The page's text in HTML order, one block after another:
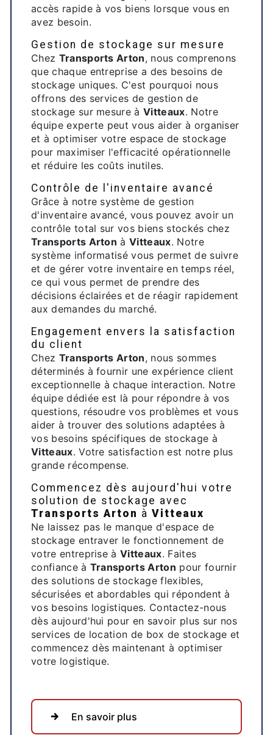
accès rapide à vos biens lorsque vous en
avez besoin.
Gestion de stockage sur mesure
Chez Transports Arton, nous comprenons
que chaque entreprise a des besoins de
stockage uniques. C'est pourquoi nous
offrons des services de gestion de
stockage sur mesure àVitteaux. Notre
équipe experte peut vous aider à organiser
et à optimiser votre espace de stockage
pour maximiser l'efficacité opérationnelle
et réduire les coûts inutiles.
Contrôle de l'inventaire avancé
Grâce à notre système de gestion
d'inventaire avancé, vous pouvez avoir un
contrôle total sur vos biens stockés chez
Transports Arton àVitteaux. Notre
système informatisé vous permet de suivre
et de gérer votre inventaire en temps réel,
ce qui vous permet de prendre des
décisions éclairées et de réagir rapidement
aux demandes du marché.
Engagement envers la satisfaction
du client
Chez Transports Arton, nous sommes
déterminés à fournir une expérience client
exceptionnelle à chaque interaction. Notre
équipe dédiée est là pour répondre à vos
questions, résoudre vos problèmes et vous
aider à trouver des solutions adaptées à
vos besoins spécifiques de stockage à
Vitteaux. Votre satisfaction est notre plus
grande récompense.
Commencez dès aujourd'hui votre
solution de stockage avec
Transports Arton à Vitteaux
Ne laissez pas le manque d'espace de
stockage entraver le fonctionnement de
votre entreprise àVitteaux. Faites
confiance à Transports Arton pour fournir
des solutions de stockage flexibles,
sécurisées et abordables qui répondent à
vos besoins logistiques. Contactez-nous
dès aujourd'hui pour en savoir plus sur nos
services de location de box de stockage et
commencez dès maintenant à optimiser
votre logistique.
En savoir plus